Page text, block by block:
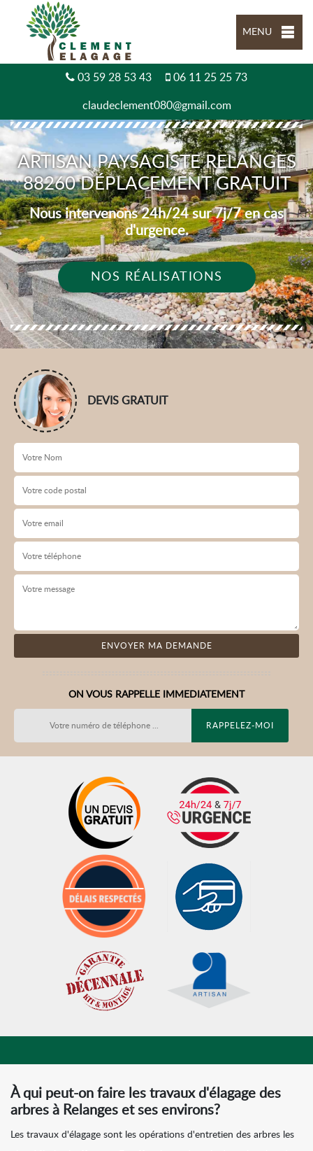
MENU
03 59 28 53 43 06 11 25 25 73
claudeclement080@gmail.com
ARTISAN PAYSAGISTE RELANGES
88260 DÉPLACEMENT GRATUIT
Nous intervenons 24h/24 sur 7j/7 en cas
d'urgence.
NOS RÉALISATIONS
DEVIS GRATUIT
ON VOUS RAPPELLE IMMEDIATEMENT
À qui peut-on faire les travaux d'élagage des
arbres à Relanges et ses environs?
Les travaux d'élagage sont les opérations d'entretien des arbres les